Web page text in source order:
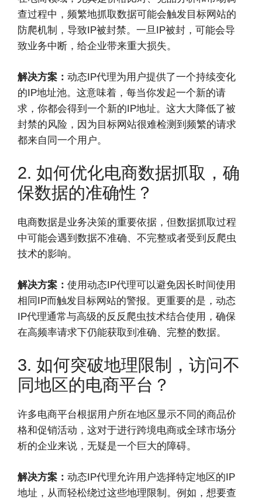
查过程中，频繁地抓取数据可能会触发目标网站的
防爬机制，导致IP被封禁。一旦IP被封，可能会导
致业务中断，给企业带来重大损失。
解决方案： 动态IP代理为用户提供了一个持续变化
的IP地址池。这意味着，每当你发起一个新的请
求，你都会得到一个新的IP地址。这大大降低了被
封禁的风险，因为目标网站很难检测到频繁的请求
都来自同一个用户。
2. 如何优化电商数据抓取，确
保数据的准确性？
电商数据是业务决策的重要依据，但数据抓取过程
中可能会遇到数据不准确、不完整或者受到反爬虫
技术的影响。
解决方案： 使用动态IP代理可以避免因长时间使用
相同IP而触发目标网站的警报。更重要的是，动态
IP代理通常与高级的反反爬虫技术结合使用，确保
在高频率请求下仍能获取到准确、完整的数据。
3. 如何突破地理限制，访问不
同地区的电商平台？
许多电商平台根据用户所在地区显示不同的商品价
格和促销活动，这对于进行跨境电商或全球市场分
析的企业来说，无疑是一个巨大的障碍。
解决方案： 动态IP代理允许用户选择特定地区的IP
地址，从而轻松绕过这些地理限制。例如，想要查